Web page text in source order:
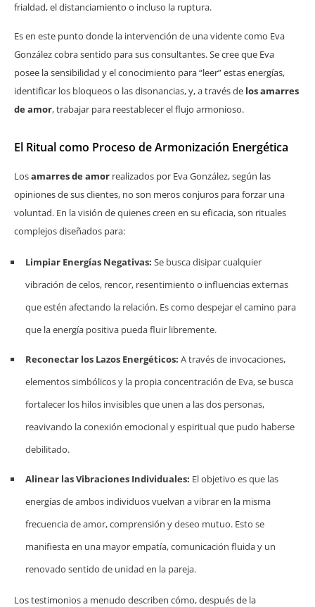
frialdad, el distanciamiento o incluso la ruptura.
Es en este punto donde la intervención de una vidente como Eva
González cobra sentido para sus consultantes. Se cree que Eva
posee la sensibilidad y el conocimiento para “leer” estas energías,
identificar los bloqueos o las disonancias, y, a través de los amarres
de amor, trabajar para reestablecer el flujo armonioso.
El Ritual como Proceso de Armonización Energética
Losamarres de amor realizados por Eva González, según las
opiniones de sus clientes, no son meros conjuros para forzar una
voluntad. En la visión de quienes creen en su eficacia, son rituales
complejos diseñados para:
Limpiar Energías Negativas: Se busca disipar cualquier
vibración de celos, rencor, resentimiento o influencias externas
que estén afectando la relación. Es como despejar el camino para
que la energía positiva pueda fluir libremente.
Reconectar los Lazos Energéticos: A través de invocaciones,
elementos simbólicos y la propia concentración de Eva, se busca
fortalecer los hilos invisibles que unen a las dos personas,
reavivando la conexión emocional y espiritual que pudo haberse
debilitado.
Alinear las Vibraciones Individuales: El objetivo es que las
energías de ambos individuos vuelvan a vibrar en la misma
frecuencia de amor, comprensión y deseo mutuo. Esto se
manifiesta en una mayor empatía, comunicación fluida y un
renovado sentido de unidad en la pareja.
Los testimonios a menudo describen cómo, después de la